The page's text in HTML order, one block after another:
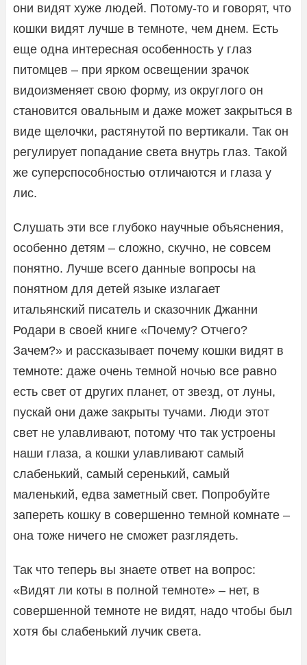
они видят хуже людей. Потому-то и говорят, что
кошки видят лучше в темноте, чем днем. Есть
еще одна интересная особенность у глаз
питомцев – при ярком освещении зрачок
видоизменяет свою форму, из округлого он
становится овальным и даже может закрыться в
виде щелочки, растянутой по вертикали. Так он
регулирует попадание света внутрь глаз. Такой
же суперспособностью отличаются и глаза у
лис.
Слушать эти все глубоко научные объяснения,
особенно детям – сложно, скучно, не совсем
понятно. Лучше всего данные вопросы на
понятном для детей языке излагает
итальянский писатель и сказочник Джанни
Родари в своей книге «Почему? Отчего?
Зачем?» и рассказывает почему кошки видят в
темноте: даже очень темной ночью все равно
есть свет от других планет, от звезд, от луны,
пускай они даже закрыты тучами. Люди этот
свет не улавливают, потому что так устроены
наши глаза, а кошки улавливают самый
слабенький, самый серенький, самый
маленький, едва заметный свет. Попробуйте
запереть кошку в совершенно темной комнате –
она тоже ничего не сможет разглядеть.
Так что теперь вы знаете ответ на вопрос:
«Видят ли коты в полной темноте» – нет, в
совершенной темноте не видят, надо чтобы был
хотя бы слабенький лучик света.